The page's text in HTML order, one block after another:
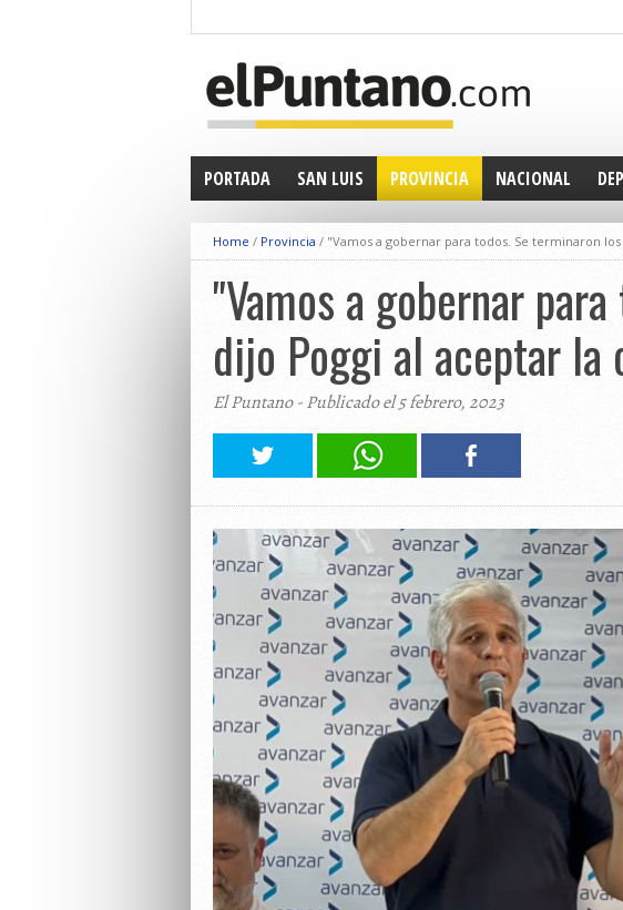
PORTADA SAN LUIS PROVINCIA NACIONAL
Home / Provincia / "Vamos a gobernar para todos. Se terminaron
"Vamos a gobernar
dijo Poggi al aceptar la
El Puntano - Publicado el 5 febrero, 2023